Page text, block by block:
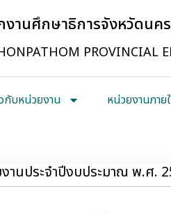
งานศึกษาธิการจังหวัดนค
PROVINCIAL
กับหน่วยงาน หน่วยงานภาย
านประจำปีงบประมาณ พ.ศ.